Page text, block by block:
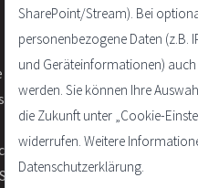
Fragen
SharePoint/Stream). Bei
personenbezogene Daten (z.B.
und Geräteinformationen)
werden. Sie können Ihre
die Zukunft unter „Cookie-
widerrufen. Weitere
Datenschutzerklärung.